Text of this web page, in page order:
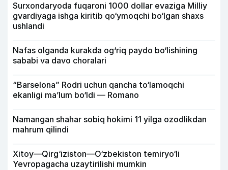
Surxondaryoda fuqaroni 1000 dollar evaziga Milliy
gvardiyaga ishga kiritib qo‘ymoqchi bo‘lgan shaxs
ushlandi
Nafas olganda kurakda og‘riq paydo bo‘lishining
sababi va davo choralari
“Barselona” Rodri uchun qancha to‘lamoqchi
ekanligi ma’lum bo‘ldi — Romano
Namangan shahar sobiq hokimi 11 yilga ozodlikdan
mahrum qilindi
Xitoy—Qirg‘iziston—O‘zbekiston temiryo‘li
Yevropagacha uzaytirilishi mumkin